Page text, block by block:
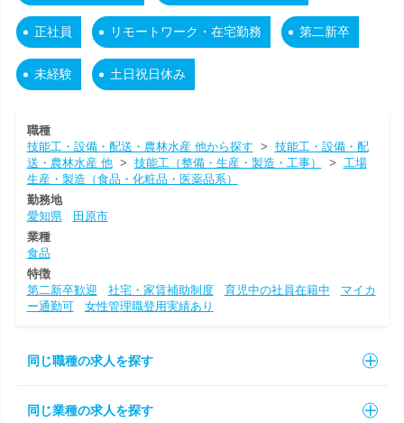
正社員 リモートワーク・在宅勤務 第二新卒
未経験 土日祝日休み
職種
技能工・設備・配送・農林水産 他から探す > 技能工・設備・配
送・農林水産 他> 技能工（整備・生産・製造・工事） > 工場
生産・製造（食品・化粧品・医薬品系）
勤務地
愛知県
田原市
業種
食品
特徴
第二新卒歓迎
社宅・家賃補助制度 育児中の社員在籍中
マイカ
ー通勤可
女性管理職登用実績あり
同じ職種の求人を探す
同じ業種の求人を探す